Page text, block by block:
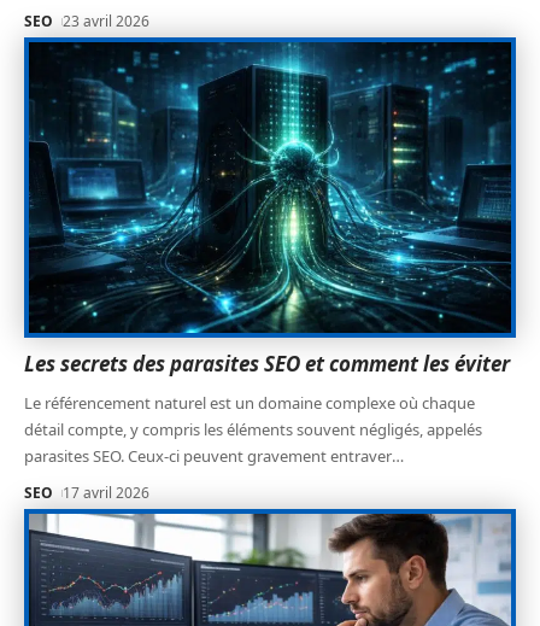
SEO 23 avril 2026
Les secrets des parasites SEO et comment les éviter
Le référencement naturel est un domaine complexe où chaque
détail compte, y compris les éléments souvent négligés, appelés
parasites SEO. Ceux-ci peuvent gravement entraver…
SEO 17 avril 2026